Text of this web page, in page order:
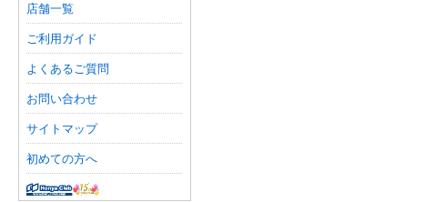
店舗一覧
ご利用ガイド
よくあるご質問
お問い合わせ
サイトマップ
初めての方へ